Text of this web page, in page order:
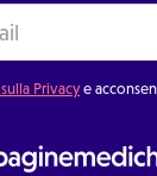
Privacye